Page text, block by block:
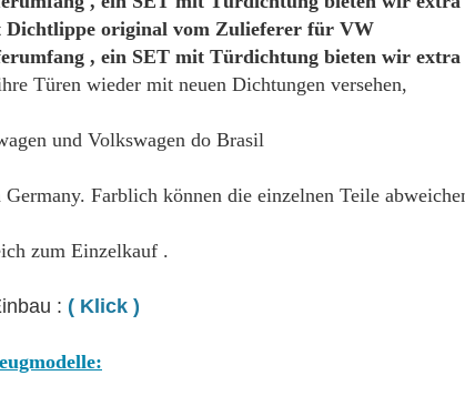
original vom Zulieferer für VW
, ein SET mit Türdichtung bieten wir extra
Türen wieder mit neuen Dichtungen versehen,
und Volkswagen do Brasil
Farblich können die einzelnen Teile
zum Einzelkauf .
: ( Klick )